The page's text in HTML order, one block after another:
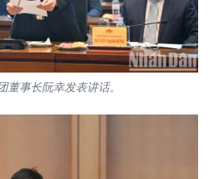
董事长阮幸发表讲话。